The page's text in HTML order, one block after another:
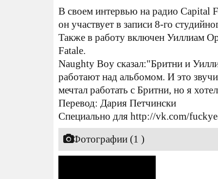
В своем интервью на радио Capital
он участвует в записи 8-го
Также в работу включен Уиллиам
Fatale.
Naughty Boy сказал:"Бритни и
работают над альбомом. И это
мечтал работать с Бритни, но я
Перевод: Дария Петчински
Специально для http://vk.com/
Фотографии (1 )